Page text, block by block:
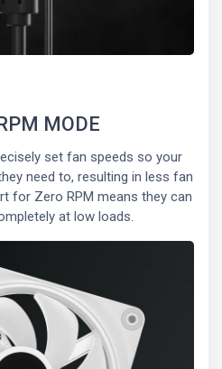
MODE
set fan speeds so your
need to, resulting in less fan
for Zero RPM means they can
at low loads.